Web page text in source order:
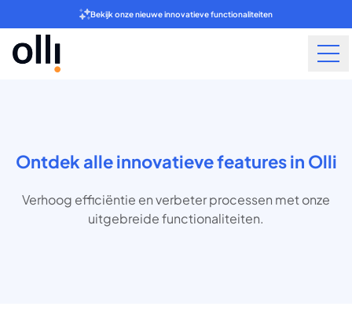
Bekijk onze nieuwe innovatieve functionaliteiten
Ontdek alle innovatieve features in Olli
Verhoog efficiëntie en verbeter processen met onze
uitgebreide functionaliteiten.